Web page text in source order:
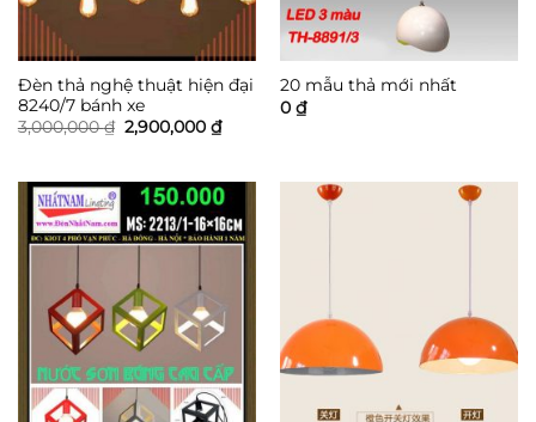
Đèn thả nghệ thuật hiện đại
8240/7 bánh xe
3,000,000₫ Giá
gốc
2,900,000 ₫Giá
hiện
2,900,000 ₫.
20 mẫu thả mới nhất
0 ₫